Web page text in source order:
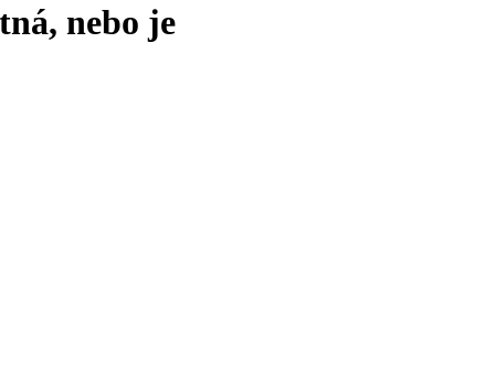
nebo je